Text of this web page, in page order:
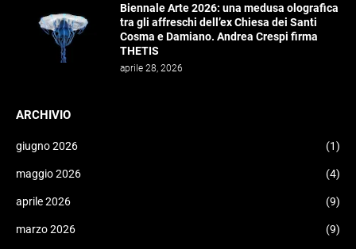
Biennale Arte 2026: una medusa olografica
tra gli affreschi dell’ex Chiesa dei Santi
Cosma e Damiano. Andrea Crespi firma
THETIS
aprile 28, 2026
ARCHIVIO
giugno 2026 (1)
maggio 2026 (4)
aprile 2026 (9)
marzo 2026 (9)